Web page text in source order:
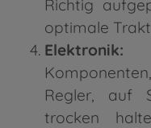
Richtig
optimale
Elektronik:
Regler, auf
trocken